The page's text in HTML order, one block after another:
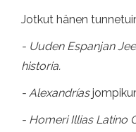
Jotkut hänen
- Uuden Espanjan
historia.
- Alexandrías
- Homeri Illias Latino